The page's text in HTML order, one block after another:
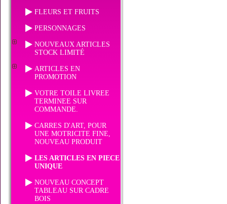
FLEURS ET FRUITS
PERSONNAGES
NOUVEAUX ARTICLES
STOCK LIMITÉ
ARTICLES EN
PROMOTION
VOTRE TOILE LIVREE
TERMINEE SUR
COMMANDE.
CARRES D'ART, POUR
UNE MOTRICITE FINE,
NOUVEAU PRODUIT
LES ARTICLES EN PIECE
UNIQUE
NOUVEAU CONCEPT
TABLEAU SUR CADRE
BOIS